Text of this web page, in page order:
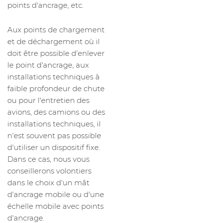
points d'ancrage, etc.
Aux points de chargement
et de déchargement où il
doit être possible d'enlever
le point d'ancrage, aux
installations techniques à
faible profondeur de chute
ou pour l'entretien des
avions, des camions ou des
installations techniques, il
n'est souvent pas possible
d'utiliser un dispositif fixe.
Dans ce cas, nous vous
conseillerons volontiers
dans le choix d'un mât
d'ancrage mobile ou d'une
échelle mobile avec points
d'ancrage.